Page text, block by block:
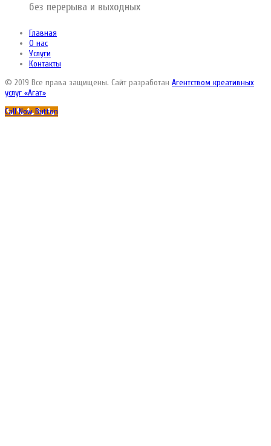
без перерыва и выходных
Главная
О нас
Услуги
Контакты
© 2019 Все права защищены. Сайт разработан Агентством креативных
услуг «Агат»
Call Now Button